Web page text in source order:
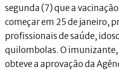
segunda (7) que a
começar em 25 de janeiro,
profissionais de saúde,
quilombolas. O
obteve a aprovação da